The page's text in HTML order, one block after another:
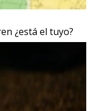
¿está el tuyo?